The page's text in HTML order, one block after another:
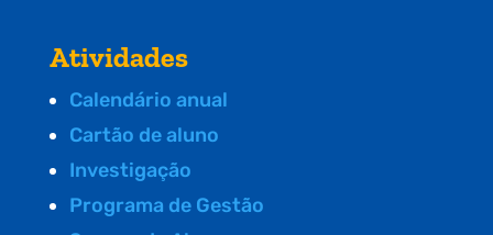
Atividades
Calendário anual
Cartão de aluno
Investigação
Programa de Gestão